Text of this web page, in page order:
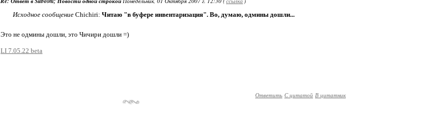
Исходное сообщение Chichiri: Читаю "в буфере инвентаризация". Во, думаю, одмины дошли...
Это не одмины дошли, это Чичири дошли =)
LI 7.05.22 beta
Ответить С цитатой В цитатник